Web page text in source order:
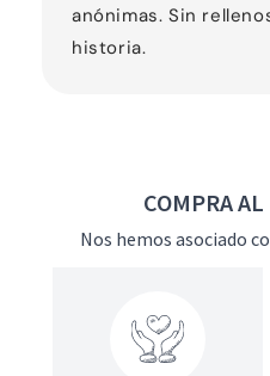
anónimas. Sin
historia.